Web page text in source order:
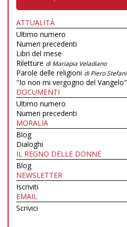
ATTUALITÀ
Ultimo numero
Numeri precedenti
Libri del mese
Riletture di Mariapia Veladiano
Parole delle religioni di Piero Stefani
"Io non mi vergogno del Vangelo"
DOCUMENTI
Ultimo numero
Numeri precedenti
MORALIA
Blog
Dialoghi
IL REGNO DELLE DONNE
Blog
NEWSLETTER
Iscriviti
EMAIL
Scrivici